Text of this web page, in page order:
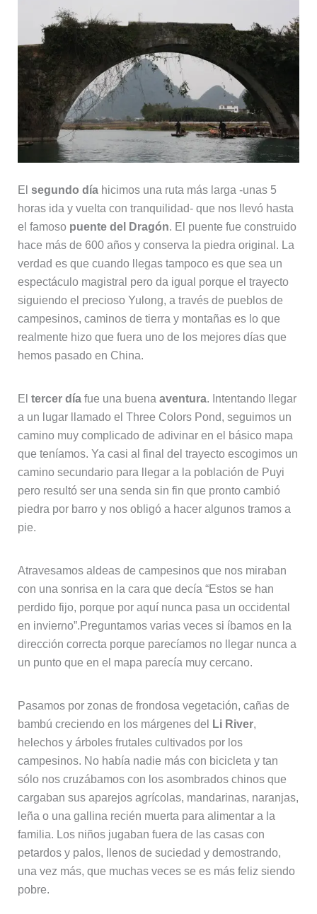
El segundo díahicimos una ruta más larga -unas 5
horas ida y vuelta con tranquilidad- que nos llevó hasta
el famoso puente del Dragón. El puente fue construido
hace más de 600 años y conserva la piedra original. La
verdad es que cuando llegas tampoco es que sea un
espectáculo magistral pero da igual porque el trayecto
siguiendo el precioso Yulong, a través de pueblos de
campesinos, caminos de tierra y montañas es lo que
realmente hizo que fuera uno de los mejores días que
hemos pasado en China.
El tercer díafue una buena aventura. Intentando llegar
a un lugar llamado el Three Colors Pond, seguimos un
camino muy complicado de adivinar en el básico mapa
que teníamos. Ya casi al final del trayecto escogimos un
camino secundario para llegar a la población de Puyi
pero resultó ser una senda sin fin que pronto cambió
piedra por barro y nos obligó a hacer algunos tramos a
pie.
Atravesamos aldeas de campesinos que nos miraban
con una sonrisa en la cara que decía “Estos se han
perdido fijo, porque por aquí nunca pasa un occidental
en invierno”.Preguntamos varias veces si íbamos en la
dirección correcta porque parecíamos no llegar nunca a
un punto que en el mapa parecía muy cercano.
Pasamos por zonas de frondosa vegetación, cañas de
bambú creciendo en los márgenes del
Li River,
helechos y árboles frutales cultivados por los
campesinos. No había nadie más con bicicleta y tan
sólo nos cruzábamos con los asombrados chinos que
cargaban sus aparejos agrícolas, mandarinas, naranjas,
leña o una gallina recién muerta para alimentar a la
familia. Los niños jugaban fuera de las casas con
petardos y palos, llenos de suciedad y demostrando,
una vez más, que muchas veces se es más feliz siendo
pobre.